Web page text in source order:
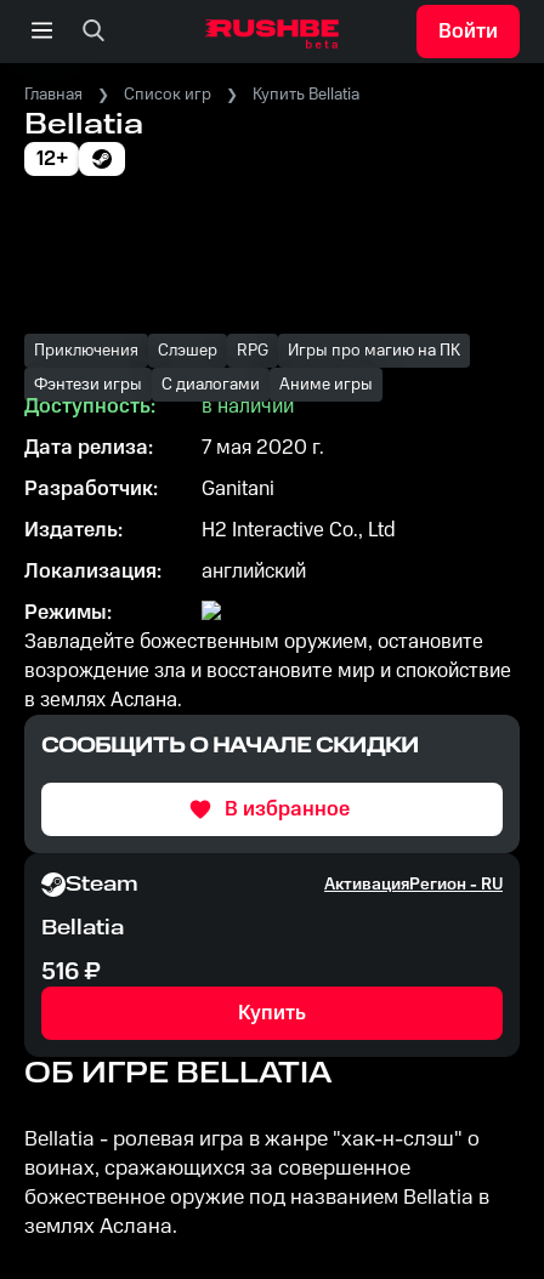
Войти
Главная Список игр Купить Bellatia
Bellatia
12+
Приключения Слэшер RPG
Игры про магию на ПК
Фэнтези игры
С диалогами Аниме игры
Доступность:
в наличии
Дата релиза:
7 мая 2020 г.
Разработчик:
Ganitani
Издатель:
H2 Interactive Co., Ltd
Локализация:
английский
Режимы:
Завладейте божественным оружием, остановите
возрождение зла и восстановите мир и спокойствие
в землях Аслана.
СООБЩИТЬ О НАЧАЛЕ СКИДКИ
В избранное
Steam АктивацияРегион -RU
Bellatia
516₽
Купить
ОБ ИГРЕ BELLATIA
Bellatia - ролевая игра в жанре "хак-н-слэш" о
воинах, сражающихся за совершенное
божественное оружие под названием Bellatia в
землях Аслана.